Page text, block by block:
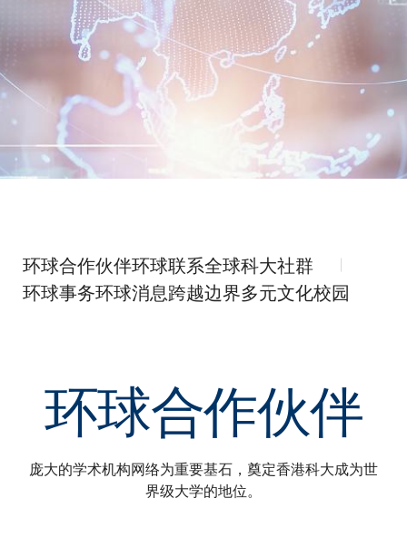
环球合作伙伴环球联系全球科大社群
环球事务环球消息跨越边界多元文化校园
环球合作伙伴
庞大的学术机构网络为重要基石，奠定香港科大成为世
界级大学的地位。